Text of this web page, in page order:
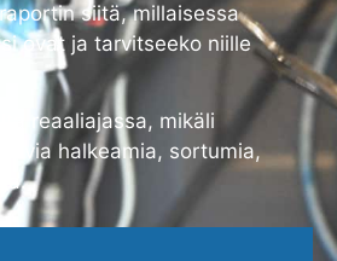
siitä, millaisessa
ovat ja tarvitseeko niille
reaaliajassa, mikäli
halkeamia, sortumia,